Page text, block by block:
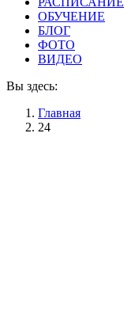
ОБУЧЕНИЕ
БЛОГ
ФОТО
ВИДЕО
Вы здесь:
Главная
24